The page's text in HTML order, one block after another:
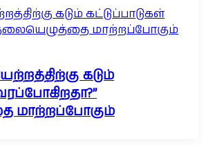
கடும் கட்டுப்பாடுகள்
தலையெழுத்தை மாற்றப்போகும்
கடும்
மாற்றப்போகும்